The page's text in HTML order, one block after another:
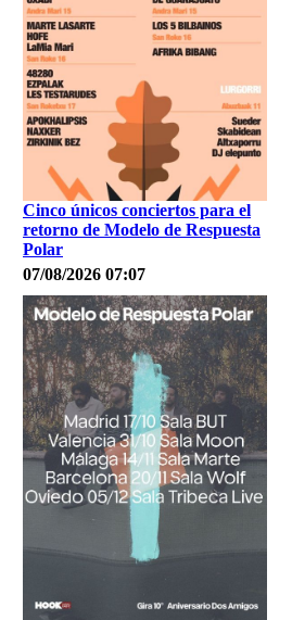
Cinco únicos conciertos para el
retorno de Modelo de Respuesta
Polar
07/08/2026 07:07